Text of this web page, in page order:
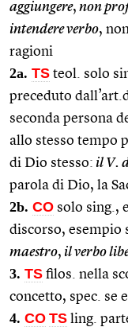
aggiungere, non
intendere verbo,
ragioni
2a. TS teol. solo
preceduto
seconda persona
allo stesso tempo
di Dio stesso: il V.
parola di Dio, la
2b. CO solo sing.,
discorso, esempio
maestro, il verbo
3. TS filos. nella
concetto, spec. se
4. CO TS ling.